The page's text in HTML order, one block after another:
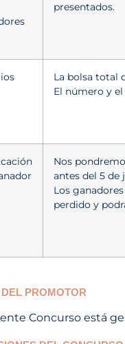
presentados.
La bolsa total
El número y
Nos
antes del 5 de
Los
perdido y
DEL PROMOTOR
Concurso está